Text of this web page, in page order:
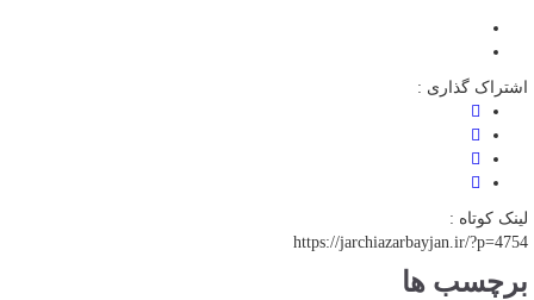
اشتراک گذاری :
لینک کوتاه :
https://jarchiazarbayjan.ir/?p=4754
برچسب ها